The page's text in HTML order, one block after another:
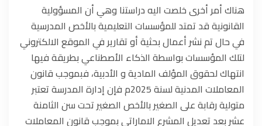
هناك أمر أخرى خلصت اليه دراستنا وهي أن المسؤولية
القانونية قد تمتد للمؤسسات التعليمية بالأخص المدرسية
في حال تم نشر أعمال بحثية أو تقارير في الموقع الالكتروني
لتلك المؤسسات بواسطة الذكاء الأصطناعي بطريقة فيها
انتهاك لحقوق المؤلف المادية و الأدبية، فبموجب قانون
المعاملات المدنية لسنة 2025م فإن إدارة المدرسة تعتبر
متولية رقابة على الصغير بالأخص الصغير تحت سن الثامنة
عشر بعد تعديل المشرع الاماراتي بموجب قانون المعاملات